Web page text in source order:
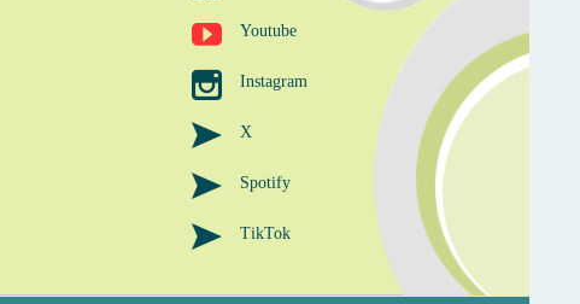
 Youtube
 Instagram
 X
 Spotify
 TikTok